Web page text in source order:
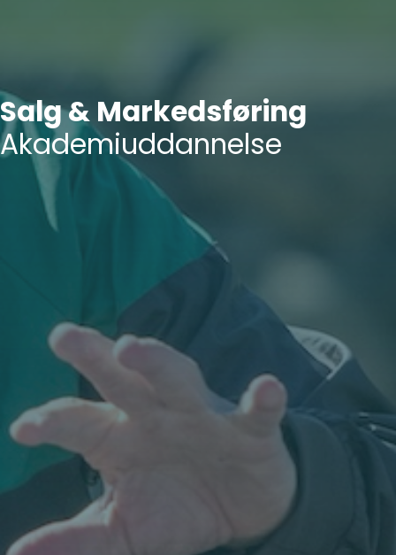
Salg & Markedsføring
Akademiuddannelse